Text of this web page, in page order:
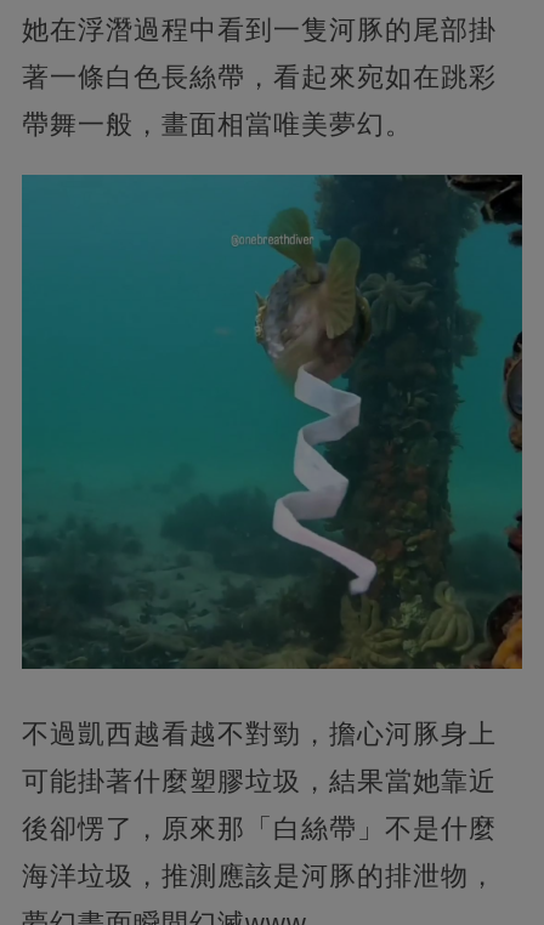
她在浮潛過程中看到一隻河豚的尾部掛
著一條白色長絲帶，看起來宛如在跳彩
帶舞一般，畫面相當唯美夢幻。
不過凱西越看越不對勁，擔心河豚身上
可能掛著什麼塑膠垃圾，結果當她靠近
後卻愣了，原來那「白絲帶」不是什麼
海洋垃圾，推測應該是河豚的排泄物，